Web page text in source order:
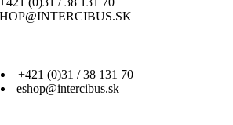
+421 (0)31 / 38 131 70
eshop@intercibus.sk